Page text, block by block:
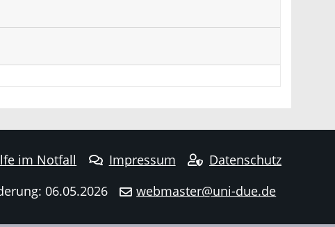
im Notfall Impressum
Datenschutz
06.05.2026 webmaster@uni-due.de